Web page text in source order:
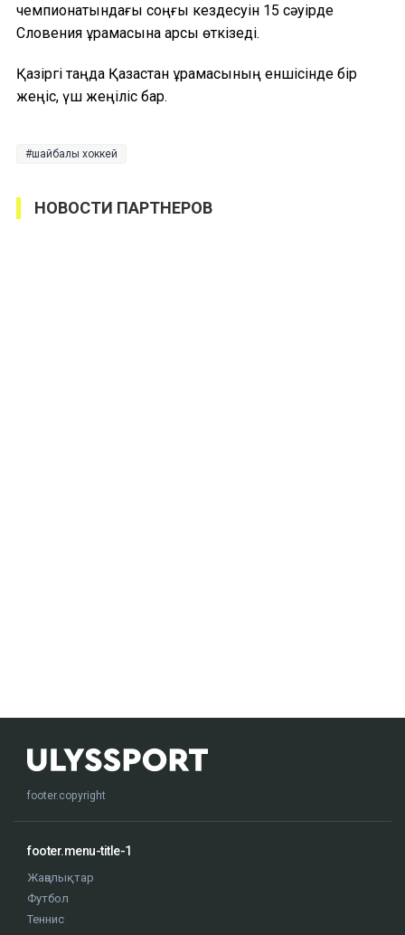
чемпионатындағы соңғы кездесуін 15 сәуірде
Словения құрамасына қарсы өткізеді.
Қазіргі таңда Қазақстан құрамасының еншісінде бір
жеңіс, үш жеңіліс бар.
шайбалы хоккей
НОВОСТИ ПАРТНЕРОВ
footer.copyright
footer.menu-title-1
Жаңалықтар
Футбол
Теннис